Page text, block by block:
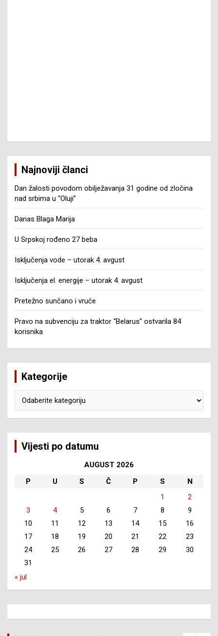
Najnoviji članci
Dan žalosti povodom obilježavanja 31 godine od zločina
nad srbima u “Oluji”
Danas Blaga Marija
U Srpskoj rođeno 27 beba
Isključenja vode – utorak 4. avgust
Isključenja el. energije – utorak 4. avgust
Pretežno sunčano i vruće
Pravo na subvenciju za traktor “Belarus” ostvarila 84
korisnika
Kategorije
Vijesti po datumu
AUGUST 2026
P
U S Č P S
N
1
2
3
4 5 6 7 8
9
10
11 12 13 14 15
16
17
18 19 20 21 22
23
24
25 26 27 28 29
30
31
« jul